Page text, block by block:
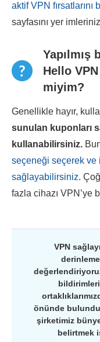
aktif VPN fırsatlarını
sayfasını yer
Yapılmış
Hello
miyim?
Genellikle hayır,
sunulan kuponları
kullanabilirsiniz.
seçeneği seçerek ve
sağlayabilirsiniz.
fazla cihazı VPN’ye
VPN
önünde
şirketimiz
belirtmek